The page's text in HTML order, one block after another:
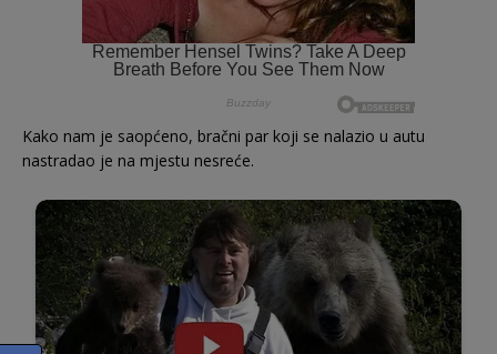
Kako nam je saopćeno, bračni par koji se nalazio u autu
nastradao je na mjestu nesreće.